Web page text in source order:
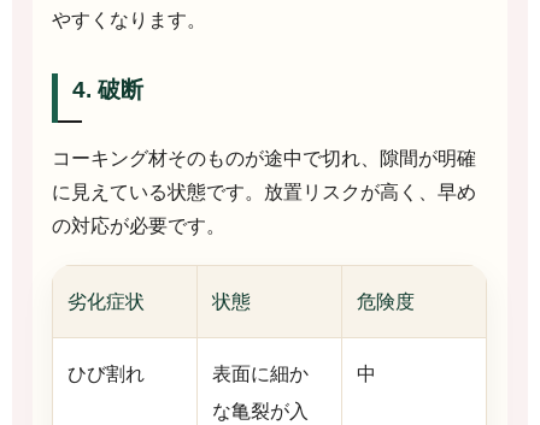
やすくなります。
4. 破断
コーキング材そのものが途中で切れ、隙間が明確
に見えている状態です。放置リスクが高く、早め
の対応が必要です。
劣化症状 状態 危険度
ひび割れ
表面に細か
な亀裂が入
中